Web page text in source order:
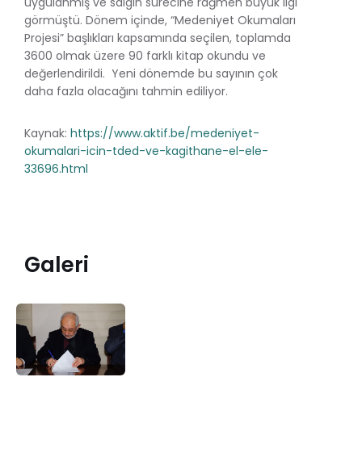
görmüştü. Dönem içinde, “Medeniyet Okumaları
Projesi” başlıkları kapsamında seçilen, toplamda
3600 olmak üzere 90 farklı kitap okundu ve
değerlendirildi. Yeni dönemde bu sayının çok
daha fazla olacağını tahmin ediliyor.
Kaynak: https://www.aktif.be/medeniyet-
okumalari-icin-tded-ve-kagithane-el-ele-
33696.html
Galeri